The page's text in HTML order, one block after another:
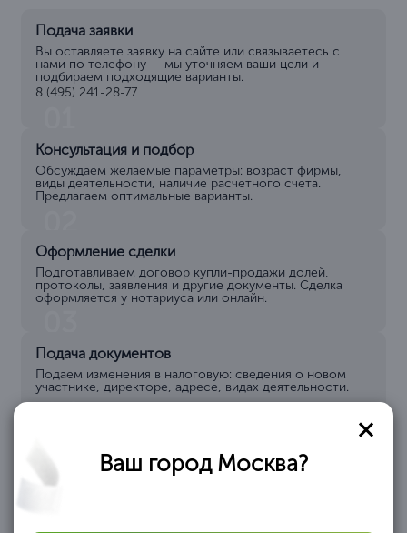
Подача заявки
Вы оставляете заявку на сайте или связываетесь с
нами по телефону — мы уточняем ваши цели и
подбираем подходящие варианты.
8 (495) 241-28-77
Консультация и подбор
Обсуждаем желаемые параметры: возраст фирмы,
виды деятельности, наличие расчетного счета.
Предлагаем оптимальные варианты.
Оформление сделки
Подготавливаем договор купли-продажи долей,
протоколы, заявления и другие документы. Сделка
оформляется у нотариуса или онлайн.
Подача документов
Подаем изменения в налоговую: сведения о новом
участнике, директоре, адресе, видах деятельности.
04
Вы получаете
обновленные уставные
документы, выписку из
Ваш город Москва?